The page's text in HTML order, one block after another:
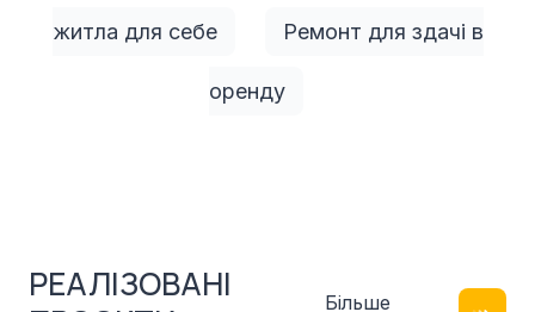
житла для себе Ремонт для здачі в
оренду
РЕАЛІЗОВАНІ
Більше